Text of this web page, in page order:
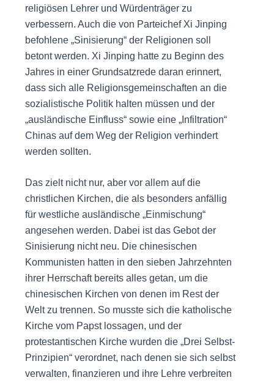
religiösen Lehrer und Würdenträger zu
verbessern. Auch die von Parteichef Xi Jinping
befohlene „Sinisierung“ der Religionen soll
betont werden. Xi Jinping hatte zu Beginn des
Jahres in einer Grundsatzrede daran erinnert,
dass sich alle Religionsgemeinschaften an die
sozialistische Politik halten müssen und der
„ausländische Einfluss“ sowie eine „Infiltration“
Chinas auf dem Weg der Religion verhindert
werden sollten.
Das zielt nicht nur, aber vor allem auf die
christlichen Kirchen, die als besonders anfällig
für westliche ausländische „Einmischung“
angesehen werden. Dabei ist das Gebot der
Sinisierung nicht neu. Die chinesischen
Kommunisten hatten in den sieben Jahrzehnten
ihrer Herrschaft bereits alles getan, um die
chinesischen Kirchen von denen im Rest der
Welt zu trennen. So musste sich die katholische
Kirche vom Papst lossagen, und der
protestantischen Kirche wurden die „Drei Selbst-
Prinzipien“ verordnet, nach denen sie sich selbst
verwalten, finanzieren und ihre Lehre verbreiten